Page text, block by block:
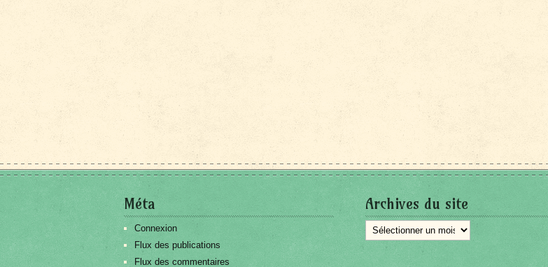
Méta
Connexion
Flux des publications
Flux des commentaires
Archives du site
Archives
du